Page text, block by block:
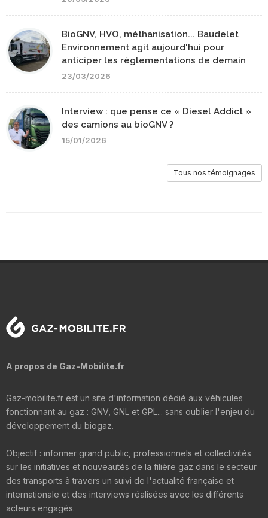
BioGNV, HVO, méthanisation... Baudelet
Environnement agit aujourd'hui pour
anticiper les réglementations de demain
23/03/2026
Interview : que pense ce « Diesel Addict »
des camions au bioGNV ?
15/01/2026
Tous nos témoignages
A propos de Gaz-Mobilite.fr
Gaz-mobilite.fr est un site d'information dédié aux véhicules
fonctionnant au gaz : GNV, GNL et GPL... sans oublier l'enjeu du
développement du biogaz.
Objectif : informer grand public, professionnels et collectivités
sur les initiatives et nouveautés de la filière gaz dans le secteur
des transports à travers un suivi de l'actualité française et
internationale et des interviews réalisées avec les différents
acteurs engagés.